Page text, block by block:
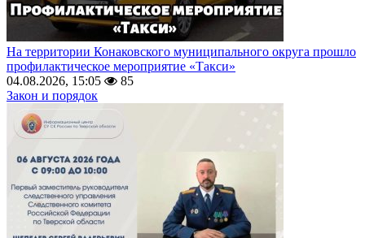
На территории Конаковского муниципального округа прошло
профилактическое мероприятие «Такси»
04.08.2026, 15:05
85
Закон и порядок